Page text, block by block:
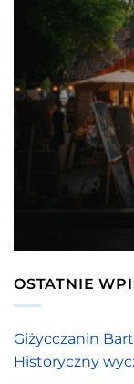
OSTATNIE
Giżycczanin
Historyczny